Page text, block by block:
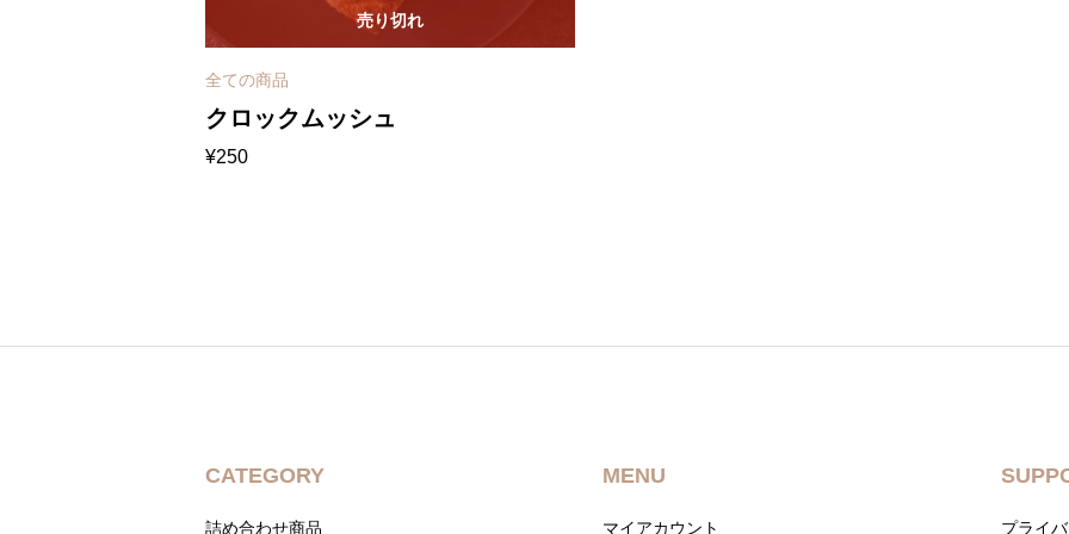
全ての商品
クロックムッシュ
¥250
売り切れ
CATEGORY
詰め合わせ商品
MENU
マイアカウント プライ